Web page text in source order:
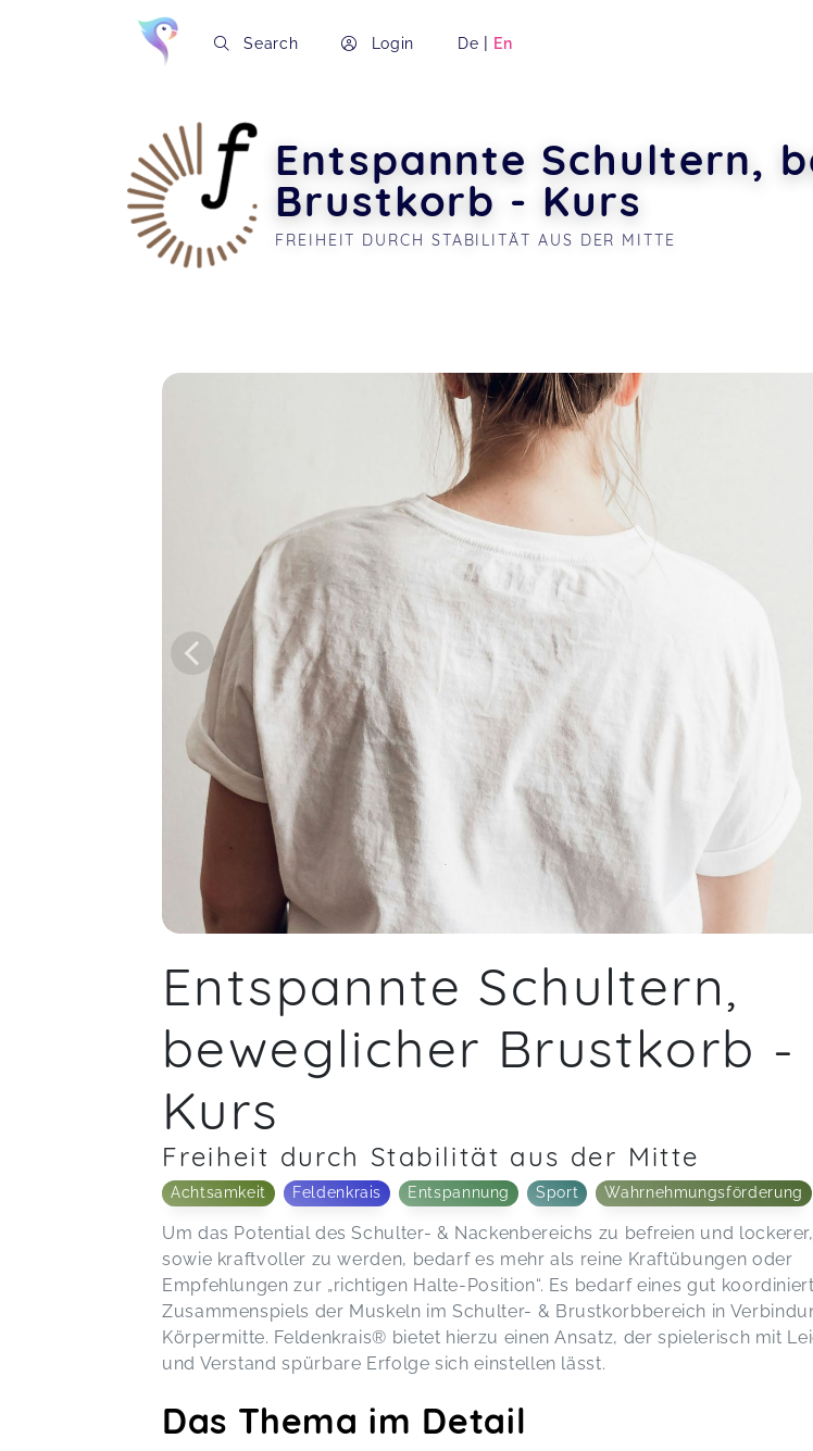
Search Login De | En
Entspannte Schultern,
Brustkorb - Kurs
FREIHEIT DURCH STABILITÄT AUS DER MITTE
Entspannte Schultern,
beweglicher Brustkorb -
Kurs
Freiheit durch Stabilität aus der Mitte
Achtsamkeit Feldenkrais Entspannung Sport Wahrnehmungsförderung
Um das Potential des Schulter- & Nackenbereichs zu befreien und
sowie kraftvoller zu werden, bedarf es mehr als reine Kraftübungen oder
Empfehlungen zur „richtigen Halte-Position“. Es bedarf eines gut
Zusammenspiels der Muskeln im Schulter- & Brustkorbbereich in
Körpermitte. Feldenkrais® bietet hierzu einen Ansatz, der spielerisch mit
und Verstand spürbare Erfolge sich einstellen lässt.
Das Thema im Detail